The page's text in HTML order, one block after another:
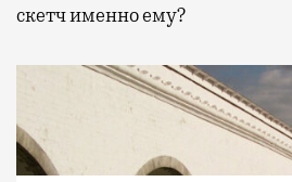
скетч именно ему?